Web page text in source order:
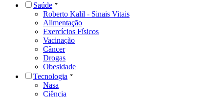
Saúde
Roberto Kalil - Sinais Vitais
Alimentação
Exercícios Físicos
Vacinação
Câncer
Drogas
Obesidade
Tecnologia
Nasa
Ciência